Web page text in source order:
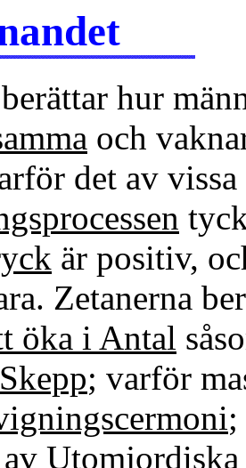
hur
och
det av
är positiv,
Zetanerna
öka i Antal
; varför
;